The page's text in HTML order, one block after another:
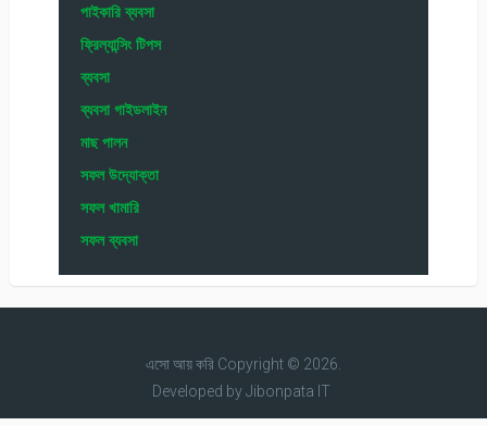
পাইকারি ব্যবসা
ফ্রিল্যান্সিং টিপস
ব্যবসা
ব্যবসা গাইডলাইন
মাছ পালন
সফল উদ্যোক্তা
সফল খামারি
সফল ব্যবসা
এসো আয় করিCopyright © 2026.
Developed byJibonpata IT